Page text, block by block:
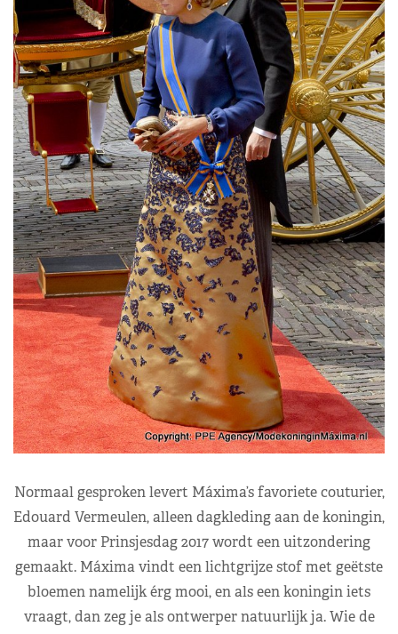
Normaal gesproken levert Máxima’s favoriete couturier,
Edouard Vermeulen, alleen dagkleding aan de koningin,
maar voor Prinsjesdag 2017 wordt een uitzondering
gemaakt. Máxima vindt een lichtgrijze stof met geëtste
bloemen namelijk érg mooi, en als een koningin iets
vraagt, dan zeg je als ontwerper natuurlijk ja. Wie de